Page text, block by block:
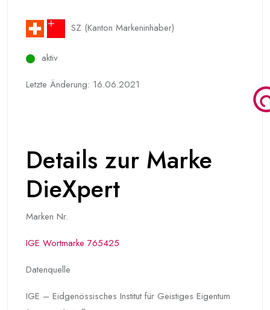
SZ (Kanton Markeninhaber)
aktiv
Letzte Änderung: 16.06.2021
Details zur Marke
DieXpert
Marken Nr.
IGE Wortmarke 765425
Datenquelle
IGE – Eidgenössisches Institut für Geistiges Eigentum